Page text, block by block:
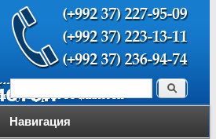
Навигация
Форма поиска Поиск